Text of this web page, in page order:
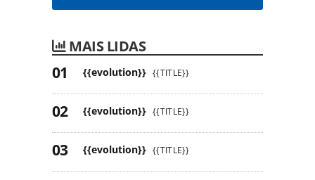
MAIS LIDAS
{{evolution}} {{TITLE}}
{{evolution}} {{TITLE}}
{{evolution}} {{TITLE}}